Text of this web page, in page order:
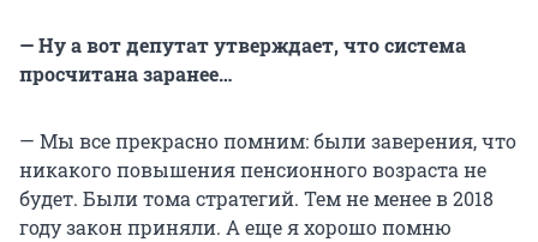
— Ну а вот депутат утверждает, что система
просчитана заранее…
— Мы все прекрасно помним: были заверения, что
никакого повышения пенсионного возраста не
будет. Были тома стратегий. Тем не менее в 2018
году закон приняли. А еще я хорошо помню